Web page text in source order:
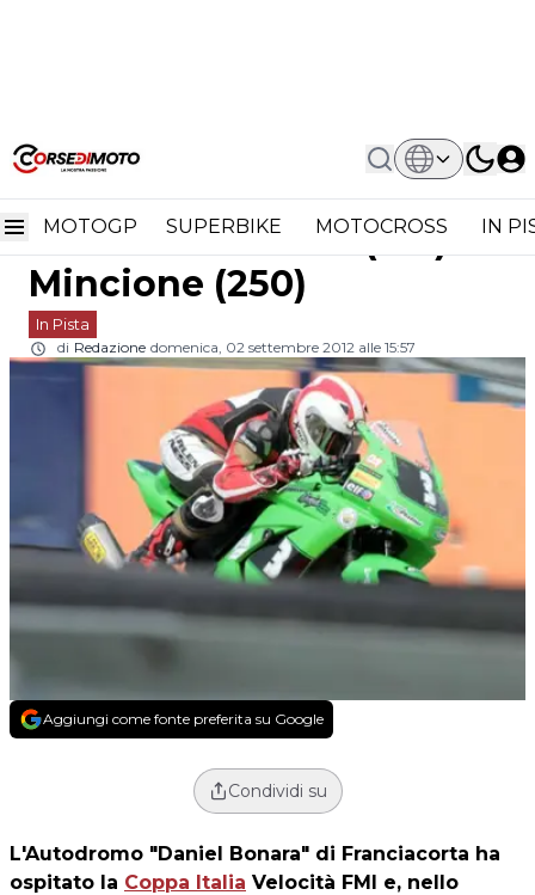
MOTOGP SUPERBIKE MOTOCROSS IN
Home In Pista
SP: A Franciacorta Vittorie Di Chessa
SP: a Franciacorta
vittorie di Chessa (125) e
Mincione (250)
In Pista
di Redazione domenica, 02 settembre 2012 alle 15:57
Aggiungi come fonte preferita su Google
Condividi su
L'Autodromo "Daniel Bonara" di Franciacorta ha
ospitato la Coppa Italia Velocità FMI e, nello